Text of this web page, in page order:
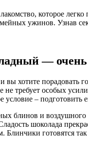
которое
ужинов. Узнав
— очень
вы хотите
не требует особых
условие – подготовить
блинов и
шоколада
Блинчики готовятся